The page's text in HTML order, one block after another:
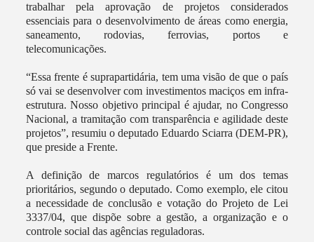
trabalhar pela aprovação de projetos considerados
essenciais para o desenvolvimento de áreas como energia,
saneamento, rodovias, ferrovias, portos e
telecomunicações.
“Essa frente é suprapartidária, tem uma visão de que o país
só vai se desenvolver com investimentos maciços em infra-
estrutura. Nosso objetivo principal é ajudar, no Congresso
Nacional, a tramitação com transparência e agilidade deste
projetos”, resumiu o deputado Eduardo Sciarra (DEM-PR),
que preside a Frente.
A definição de marcos regulatórios é um dos temas
prioritários, segundo o deputado. Como exemplo, ele citou
a necessidade de conclusão e votação do Projeto de Lei
3337/04, que dispõe sobre a gestão, a organização e o
controle social das agências reguladoras.